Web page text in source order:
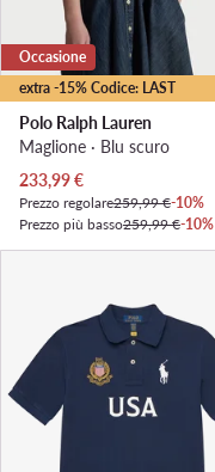
extra -15% Codice: LAST
Occasione
Polo Ralph Lauren
Maglione · Blu scuro
Prezzo attuale
233,99€
Prezzo regolare259,99 €-10%
Prezzo più basso259,99 €-10%